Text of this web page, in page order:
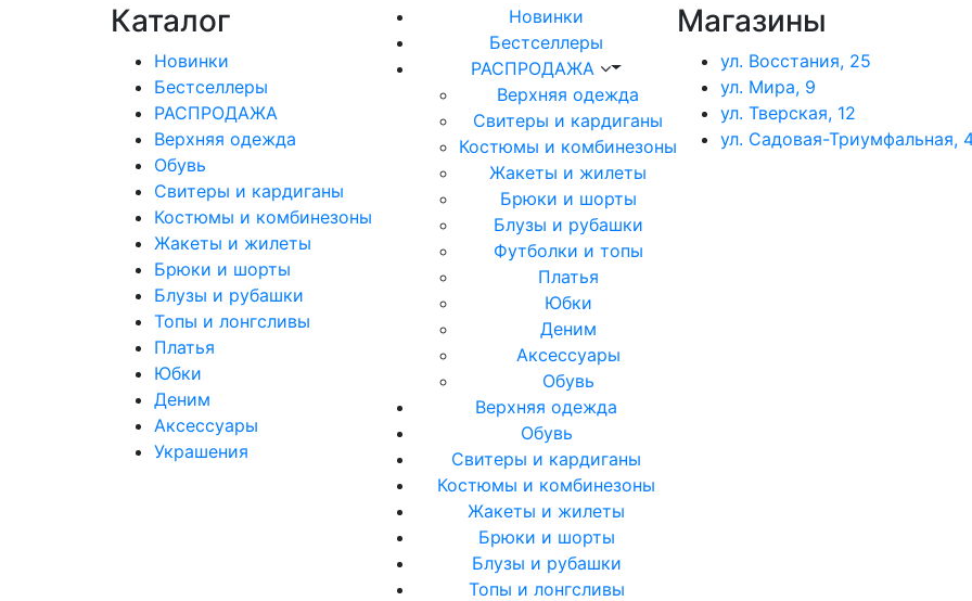
Каталог
Новинки
Бестселлеры
РАСПРОДАЖА
Верхняя одежда
Обувь
Свитеры и кардиганы
Костюмы и комбинезоны
Жакеты и жилеты
Брюки и шорты
Блузы и рубашки
Топы и лонгсливы
Платья
Юбки
Деним
Аксессуары
Украшения
Новинки
Бестселлеры
РАСПРОДАЖА
Верхняя одежда
Свитеры и кардиганы
Костюмы и комбинезоны
Жакеты и жилеты
Брюки и шорты
Блузы и рубашки
Футболки и топы
Платья
Юбки
Деним
Аксессуары
Обувь
Верхняя одежда
Обувь
Свитеры и кардиганы
Костюмы и комбинезоны
Жакеты и жилеты
Брюки и шорты
Блузы и рубашки
Топы и лонгсливы
Магазины
ул. Восстания, 25
ул. Мира, 9
ул. Тверская, 12
ул. Садовая-Триумфальная,